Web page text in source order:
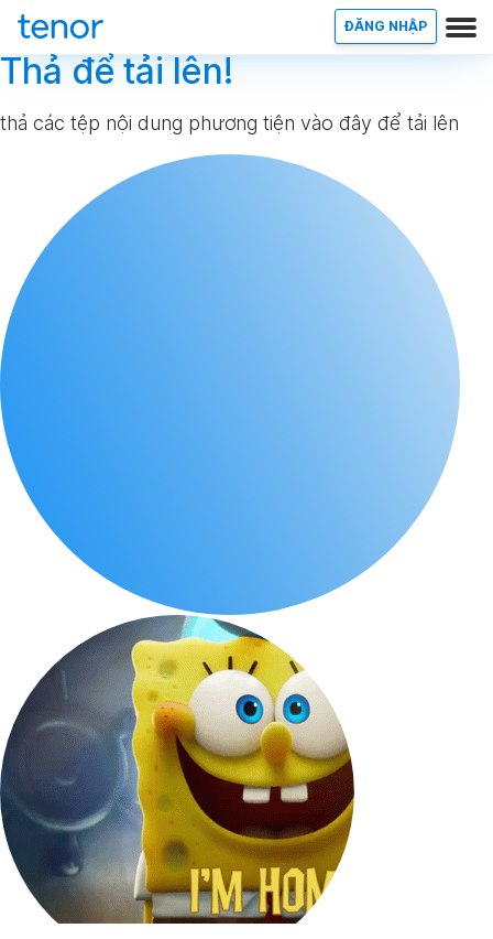
ĐĂNG NHẬP
Thả để tải lên!
thả các tệp nội dung phương tiện vào đây để tải lên